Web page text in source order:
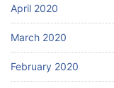
April 2020
March 2020
February 2020